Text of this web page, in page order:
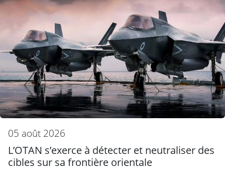
05 août 2026
L’OTAN s’exerce à détecter et neutraliser des
cibles sur sa frontière orientale